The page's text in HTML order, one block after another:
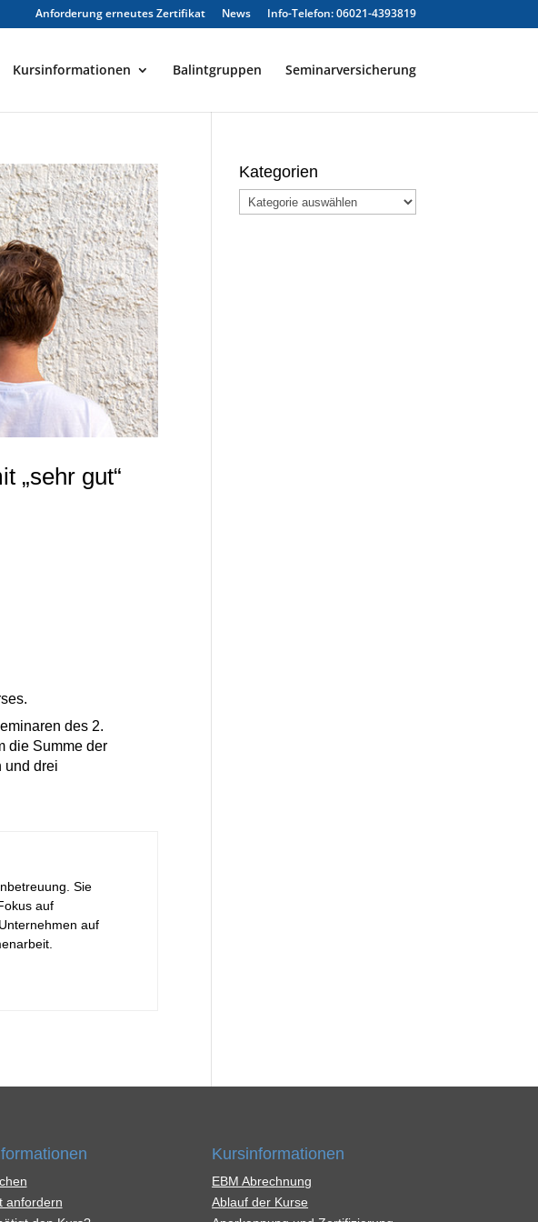
Anforderung erneutes Zertifikat News Info-Telefon: 06021-4393819
Kursinformationen Balintgruppen Seminarversicherung
„sehr gut“
des 2.
die Summe der
und drei
Sie
auf
auf
Kategorien
Kategorien
anfordern
Kursinformationen
EBM Abrechnung
Ablauf der Kurse